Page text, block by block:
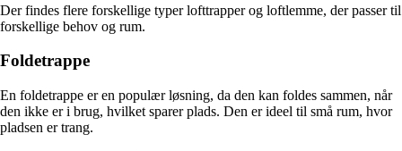
Der findes flere forskellige typer lofttrapper og loftlemme, der passer til
forskellige behov og rum.
Foldetrappe
En foldetrappe er en populær løsning, da den kan foldes sammen, når
den ikke er i brug, hvilket sparer plads. Den er ideel til små rum, hvor
pladsen er trang.